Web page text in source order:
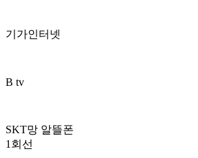
기가인터넷
B tv
SKT망 알뜰폰
1회선